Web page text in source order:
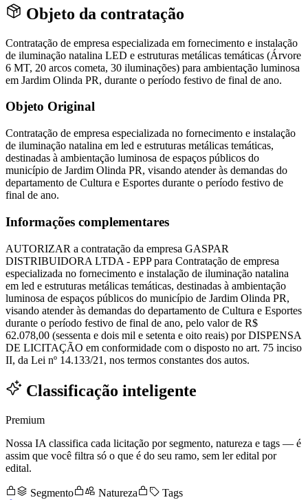
Objeto da contratação
Contratação de empresa especializada em fornecimento e instalação
de iluminação natalina LED e estruturas metálicas temáticas (Árvore
6 MT, 20 arcos cometa, 30 iluminações) para ambientação luminosa
em Jardim Olinda PR, durante o período festivo de final de ano.
Objeto Original
Contratação de empresa especializada no fornecimento e instalação
de iluminação natalina em led e estruturas metálicas temáticas,
destinadas à ambientação luminosa de espaços públicos do
município de Jardim Olinda PR, visando atender às demandas do
departamento de Cultura e Esportes durante o período festivo de
final de ano.
Informações complementares
AUTORIZAR a contratação da empresa GASPAR
DISTRIBUIDORA LTDA - EPP para Contratação de empresa
especializada no fornecimento e instalação de iluminação natalina
em led e estruturas metálicas temáticas, destinadas à ambientação
luminosa de espaços públicos do município de Jardim Olinda PR,
visando atender às demandas do departamento de Cultura e Esportes
durante o período festivo de final de ano, pelo valor de R$
62.078,00 (sessenta e dois mil e setenta e oito reais) por DISPENSA
DE LICITAÇÃO em conformidade com o disposto no art. 75 inciso
II, da Lei nº 14.133/21, nos termos constantes dos autos.
Classificação inteligente
Premium
Nossa IA classifica cada licitação por segmento, natureza e tags — é
assim que você filtra só o que é do seu ramo, sem ler edital por
edital.
Segmento Natureza
Tags